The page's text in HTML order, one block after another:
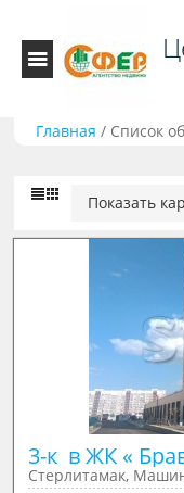
Главная / Список
Показать
3-к  в ЖК «
Стерлитамак,